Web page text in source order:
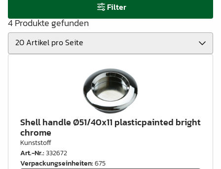
Filter
4 Produkte gefunden
Shell handle Ø51/40x11 plasticpainted bright
chrome
Kunststoff
Art.-Nr.:332672
Verpackungseinheiten:675